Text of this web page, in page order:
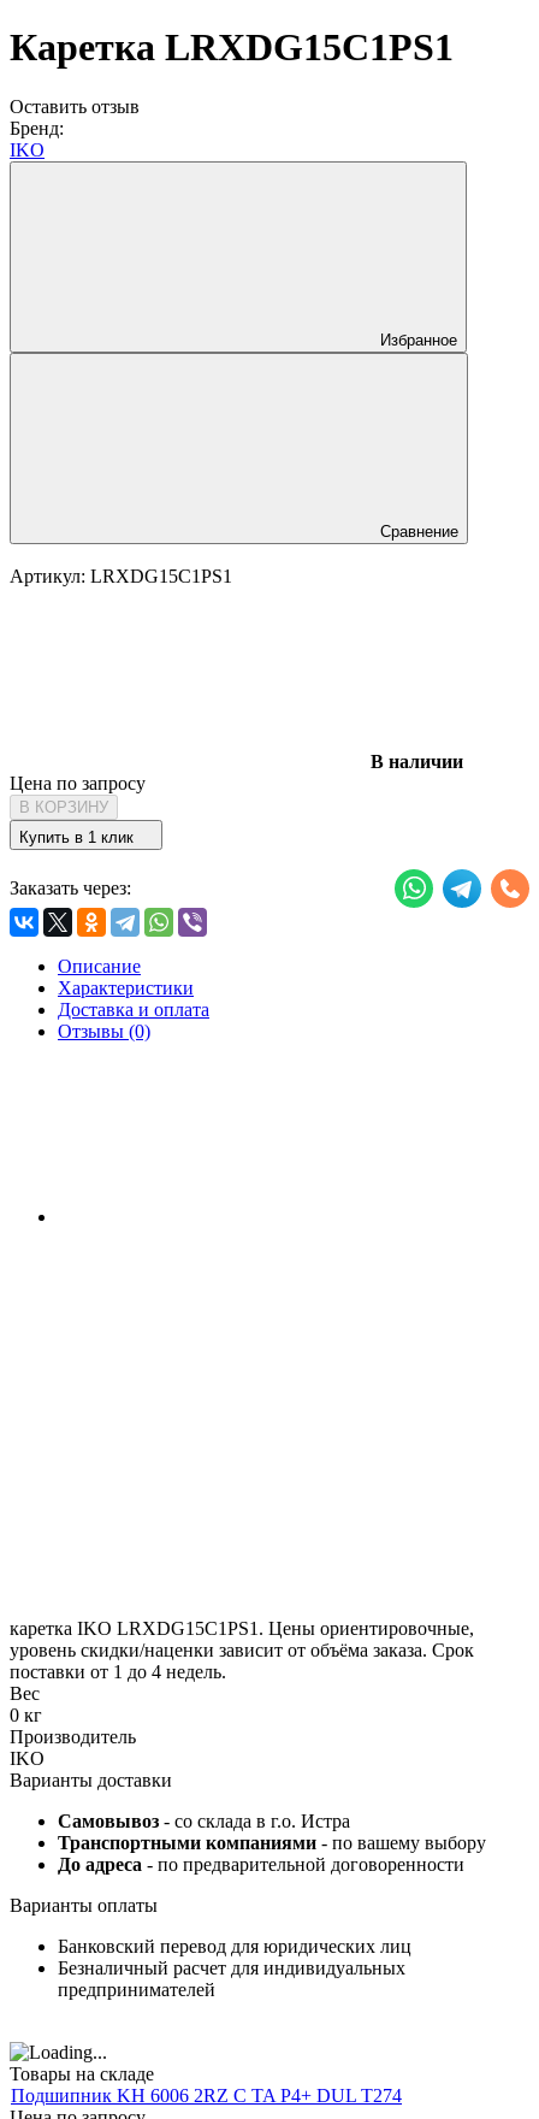
Каретка LRXDG15C1PS1
Оставить отзыв
Бренд:
IKO
Избранное
Сравнение
Артикул: LRXDG15C1PS1
В наличии
Цена по запросу
В КОРЗИНУ
Купить в 1 клик
Заказать через:
Описание
Характеристики
Доставка и оплата
Отзывы (0)
каретка IKO LRXDG15C1PS1. Цены ориентировочные,
уровень скидки/наценки зависит от объёма заказа. Срок
поставки от 1 до 4 недель.
Вес
0 кг
Производитель
IKO
Варианты доставки
Самовывоз - со склада в г.о. Истра
Транспортными компаниями - по вашему выбору
До адреса - по предварительной договоренности
Варианты оплаты
Банковский перевод для юридических лиц
Безналичный расчет для индивидуальных
предпринимателей
Товары на складе
Подшипник KH 6006 2RZ C TA P4+ DUL T274